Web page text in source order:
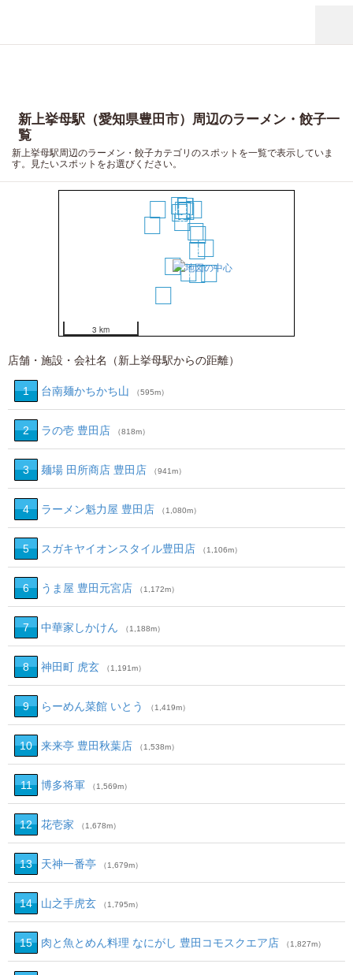
新上挙母駅（愛知県豊田市）周辺のラーメン・餃子一
覧
新上挙母駅周辺のラーメン・餃子カテゴリのスポットを一覧で表示していま
す。見たいスポットをお選びください。
1
2
3
5
6
7
8
10
11
12
13
15
16
17
18
19
3 km
店舗・施設・会社名（新上挙母駅からの距離）
1 台南麺かちかち山 （595m）
2 ラの壱 豊田店 （818m）
3 麺場 田所商店 豊田店 （941m）
4 ラーメン魁力屋 豊田店 （1,080m）
5 スガキヤイオンスタイル豊田店 （1,106m）
6 うま屋 豊田元宮店 （1,172m）
7 中華家しかけん （1,188m）
8 神田町 虎玄 （1,191m）
9 らーめん菜館 いとう （1,419m）
10 来来亭 豊田秋葉店 （1,538m）
11 博多将軍 （1,569m）
12 花壱家 （1,678m）
13 天神一番亭 （1,679m）
14 山之手虎玄 （1,795m）
15 肉と魚とめん料理 なにがし 豊田コモスクエア店 （1,827m）